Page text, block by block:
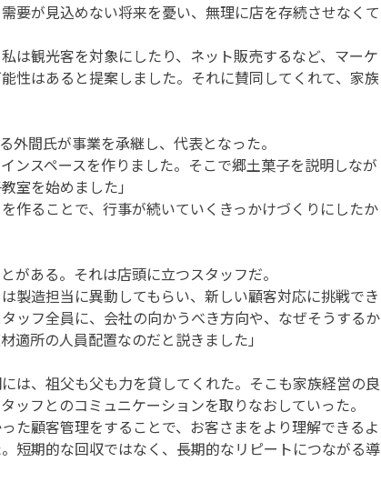
要が見込めない将来を憂い、無理に店を存続させなくて
は観光客を対象にしたり、ネット販売するなど、マーケ
性はあると提案しました。それに賛同してくれて、家族
外間氏が事業を承継し、代表となった。
ンスペースを作りました。そこで郷土菓子を説明しなが
室を始めました」
作ることで、行事が続いていくきっかけづくりにしたか
がある。それは店頭に立つスタッフだ。
製造担当に異動してもらい、新しい顧客対応に挑戦でき
ッフ全員に、会社の向かうべき方向や、なぜそうするか
適所の人員配置なのだと説きました」
は、祖父も父も力を貸してくれた。そこも家族経営の良
ッフとのコミュニケーションを取りなおしていった。
た顧客管理をすることで、お客さまをより理解できるよ
短期的な回収ではなく、長期的なリピートにつながる導